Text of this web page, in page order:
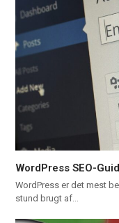
WordPress SEO-
WordPress er det mest
stund brugt af…